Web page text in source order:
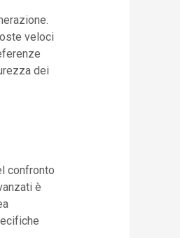
veloci
dei
confronto
è